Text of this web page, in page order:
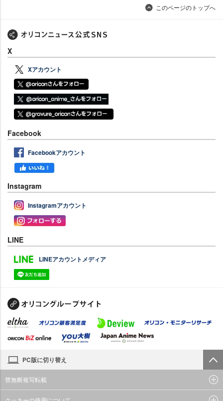
このページのトップへ
X
Xアカウント
Facebook
Facebookアカウント
Instagram
Instagramアカウント
LINE
LINEアカウントメディア
PC版に切り替え
禁無断複写転載